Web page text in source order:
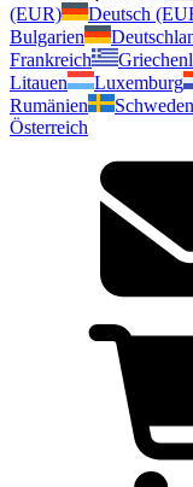
(EUR)
Deutsch
Bulgarien
Frankreich
Litauen
Luxemburg
Rumänien
Schweden
Österreich